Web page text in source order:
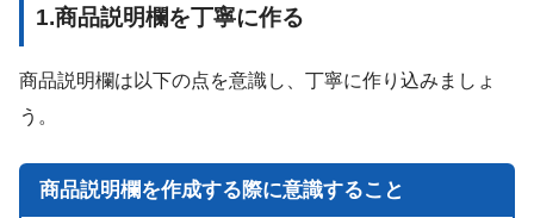
1.商品説明欄を丁寧に作る
商品説明欄は以下の点を意識し、丁寧に作り込みましょ
う。
商品説明欄を作成する際に意識すること